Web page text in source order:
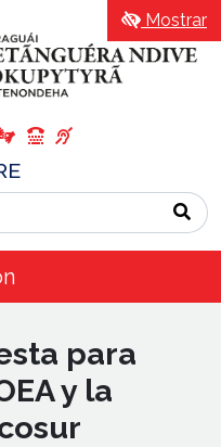
Mostrar
para
y la